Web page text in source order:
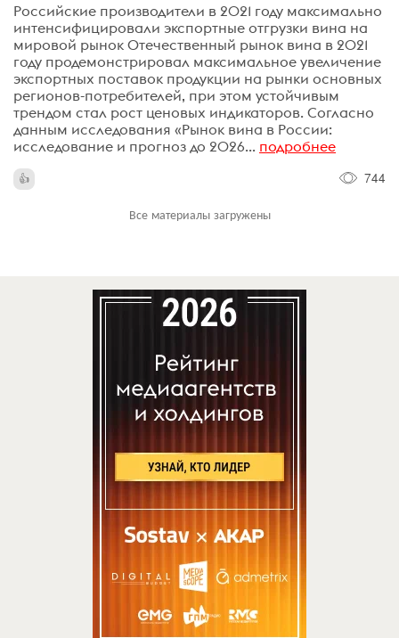
Российские производители в 2021 году максимально
интенсифицировали экспортные отгрузки вина на
мировой рынок Отечественный рынок вина в 2021
году продемонстрировал максимальное увеличение
экспортных поставок продукции на рынки основных
регионов-потребителей, при этом устойчивым
трендом стал рост ценовых индикаторов. Согласно
данным исследования «Рынок вина в России:
исследование и прогноз до 2026... подробнее
744
Все материалы загружены